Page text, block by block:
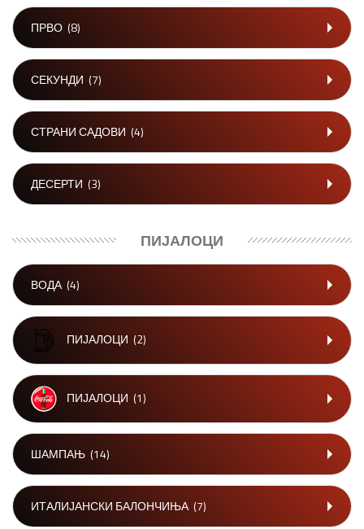
ПРВО (8)
СЕКУНДИ (7)
СТРАНИ САДОВИ (4)
ДЕСЕРТИ (3)
ПИЈАЛОЦИ
ВОДА(4)
ПИЈАЛОЦИ (2)
ПИЈАЛОЦИ (1)
ШАМПАЊ (14)
ИТАЛИЈАНСКИ БАЛОНЧИЊА(7)